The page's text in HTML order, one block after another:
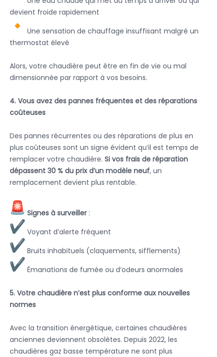
devient froide rapidement
Une sensation de chauffage insuffisant malgré un
thermostat élevé
Alors, votre chaudière peut être en fin de vie ou mal
dimensionnée par rapport à vos besoins.
4. Vous avez des pannes fréquentes et des réparations
coûteuses
Des pannes récurrentes ou des réparations de plus en
plus coûteuses sont un signe évident qu’il est temps de
remplacer votre chaudière. Si vos frais de réparation
dépassent 30 % du prix d’un modèle neuf, un
remplacement devient plus rentable.
Signes à surveiller :
Voyant d’alerte fréquent
Bruits inhabituels (claquements, sifflements)
Émanations de fumée ou d’odeurs anormales
5. Votre chaudière n’est plus conforme aux nouvelles
normes
Avec la transition énergétique, certaines chaudières
anciennes deviennent obsolètes. Depuis 2022, les
chaudières gaz basse température ne sont plus